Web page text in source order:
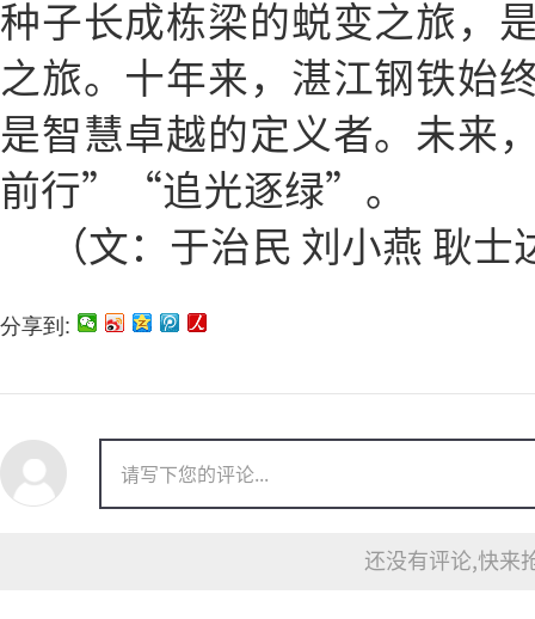
种子长成栋梁的蜕变之旅，
之旅。十年来，湛江钢铁始
是智慧卓越的定义者。未来
前行”“追光逐绿”。
（文：于治民 刘小燕 耿
分享到:
还没有评论,快来